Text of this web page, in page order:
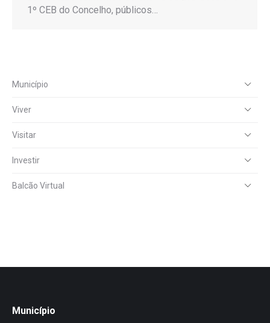
1º CEB do Concelho, públicos…
Município
Viver
Visitar
Investir
Balcão Virtual
Município